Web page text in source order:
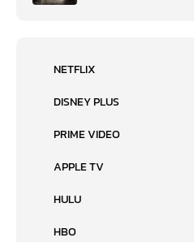
NETFLIX
DISNEY PLUS
PRIME VIDEO
APPLE TV
HULU
HBO